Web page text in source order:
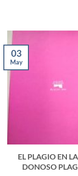
EL PLAGIO EN
DONOSO
03
May